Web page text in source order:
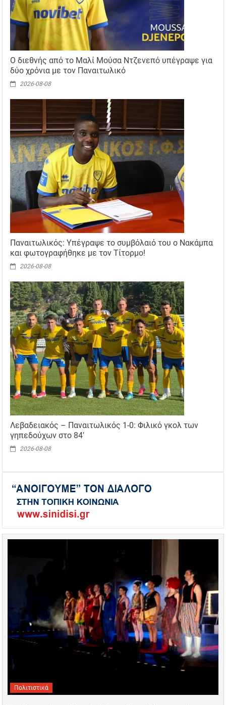
Ο διεθνής από το Μαλί Μούσα Ντζενεπό υπέγραψε για
δύο χρόνια με τον Παναιτωλικό
2026-08-08
Παναιτωλικός: Υπέγραψε το συμβόλαιό του ο Νακάμπα
και φωτογραφήθηκε με τον Τίτορμο!
2026-08-08
Λεβαδειακός – Παναιτωλικός 1-0: Φιλικό γκολ των
γηπεδούχων στο 84′
2026-08-08
Πολιτιστικά